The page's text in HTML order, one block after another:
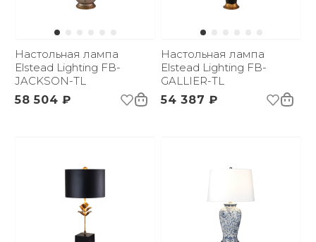
Настольная лампа
Elstead Lighting FB-
JACKSON-TL
58 504 ₽
Настольная лампа
Elstead Lighting FB-
GALLIER-TL
54 387 ₽